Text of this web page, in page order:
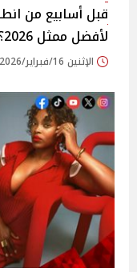
قبل أسابيع من
لأفضل ممثل 2026؟
الإثنين 16/فبراير/2026 - 08:32 م